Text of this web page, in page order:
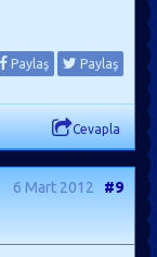
Paylaş Paylaş
Cevapla
6 Mart 2012 #9